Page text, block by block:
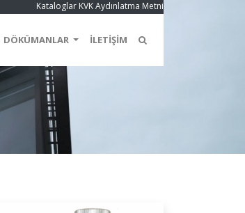
Kataloglar KVK Aydınlatma Metni
DÖKÜMANLAR İLETİŞİM